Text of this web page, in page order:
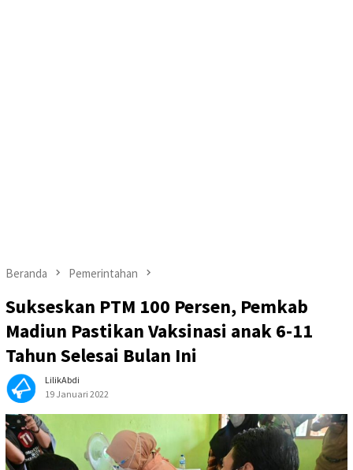
Beranda Pemerintahan
Sukseskan PTM 100 Persen, Pemkab
Madiun Pastikan Vaksinasi anak 6-11
Tahun Selesai Bulan Ini
LilikAbdi
19 Januari 2022